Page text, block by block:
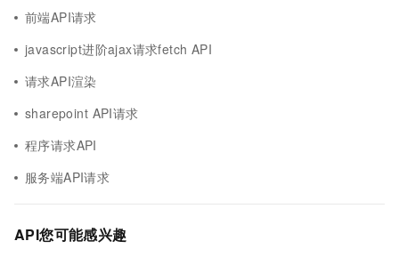
前端API请求
javascript进阶ajax请求fetch API
请求API渲染
sharepoint API请求
程序请求API
服务端API请求
API您可能感兴趣